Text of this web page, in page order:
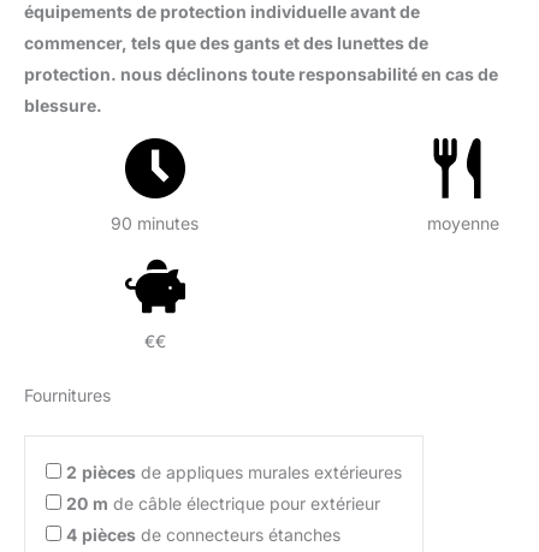
équipements de protection individuelle avant de
commencer, tels que des gants et des lunettes de
protection. nous déclinons toute responsabilité en cas de
blessure.
90 minutes moyenne
€€
Fournitures
2 pièces de appliques murales extérieures
20 m de câble électrique pour extérieur
4 pièces de connecteurs étanches